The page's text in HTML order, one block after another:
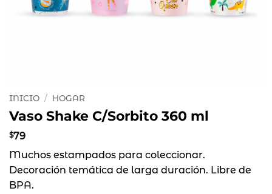
INICIO / HOGAR
Vaso Shake C/Sorbito 360 ml
$79
Muchos estampados para coleccionar.
Decoración temática de larga duración. Libre de
BPA.